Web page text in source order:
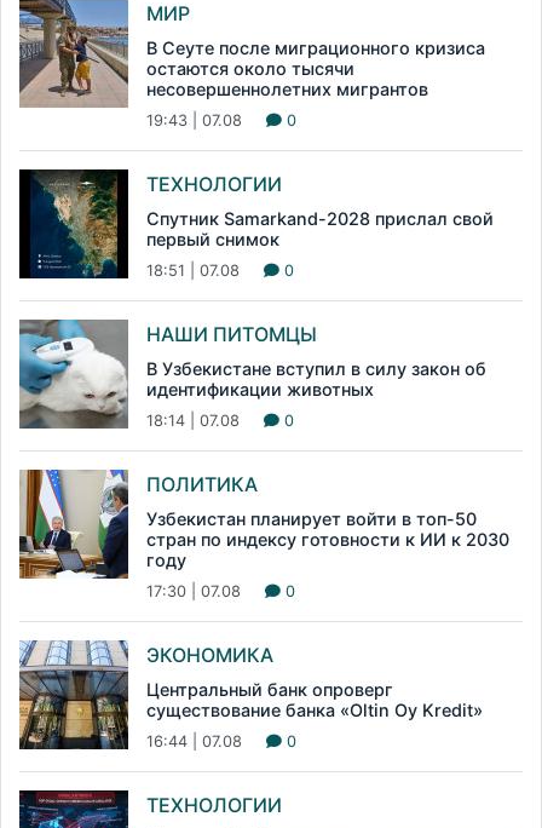
МИР
В Сеуте после миграционного кризиса
остаются около тысячи
несовершеннолетних мигрантов
19:43 | 07.08 0
ТЕХНОЛОГИИ
Спутник Samarkand-2028 прислал свой
первый снимок
18:51 | 07.08 0
НАШИ ПИТОМЦЫ
В Узбекистане вступил в силу закон об
идентификации животных
18:14 | 07.08 0
ПОЛИТИКА
Узбекистан планирует войти в топ-50
стран по индексу готовности к ИИ к 2030
году
17:30 | 07.08 0
ЭКОНОМИКА
Центральный банк опроверг
существование банка «Oltin Oy Kredit»
16:44 | 07.08 0
ТЕХНОЛОГИИ